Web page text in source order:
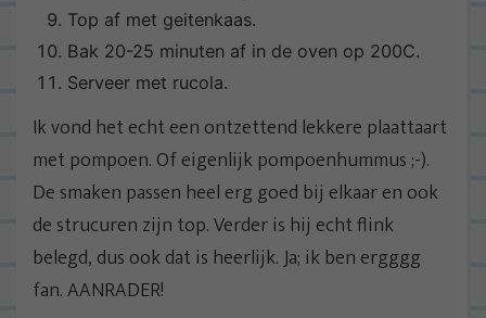
Top af met geitenkaas.
Bak 20-25 minuten af in de oven op 200C.
Serveer met rucola.
Ik vond het echt een ontzettend lekkere plaattaart
met pompoen. Of eigenlijk pompoenhummus ;-).
De smaken passen heel erg goed bij elkaar en ook
de strucuren zijn top. Verder is hij echt flink
belegd, dus ook dat is heerlijk. Ja; ik ben ergggg
fan. AANRADER!